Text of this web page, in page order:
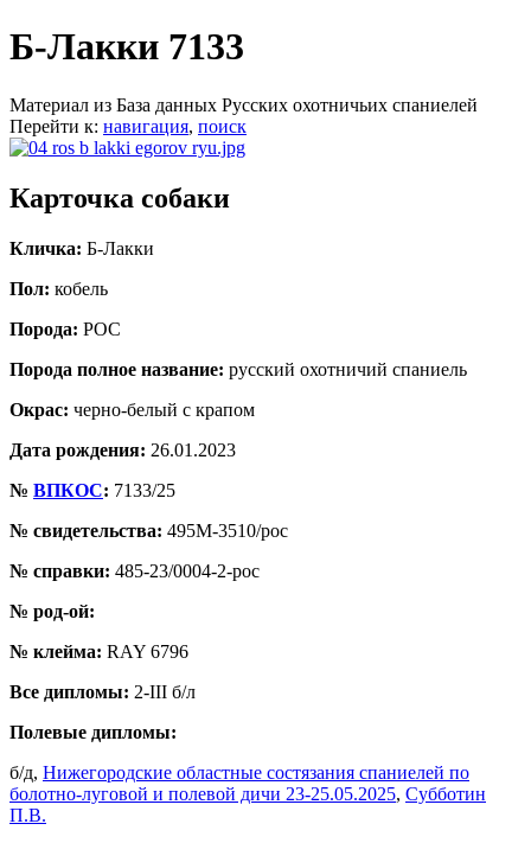
Б-Лакки 7133
Материал из База данных Русских охотничьих спаниелей
Перейти к: навигация, поиск
Карточка собаки
Кличка: Б-Лакки
Пол: кобель
Порода: РОС
Порода полное название: русский охотничий спаниель
Окрас: черно-белый с крапом
Дата рождения: 26.01.2023
№ ВПКОС: 7133/25
№ свидетельства: 495М-3510/рос
№ справки: 485-23/0004-2-рос
№ род-ой:
№ клейма: RAY 6796
Все дипломы: 2-III б/л
Полевые дипломы:
б/д, Нижегородские областные состязания спаниелей по
болотно-луговой и полевой дичи 23-25.05.2025, Субботин
П.В.